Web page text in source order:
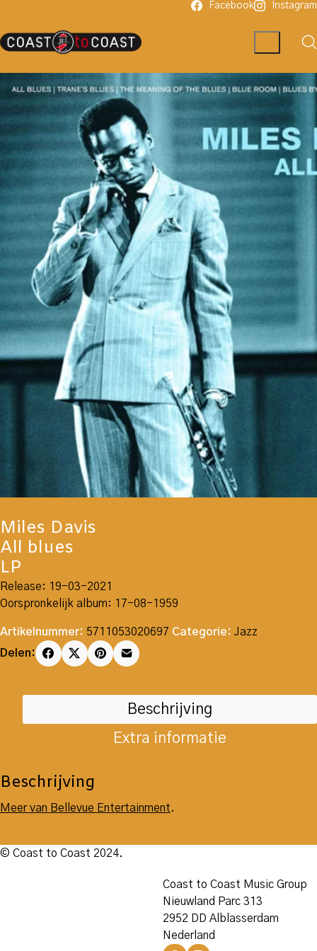
Facebook Instagram
Miles Davis
All blues
LP
Release: 19-03-2021
Oorspronkelijk album: 17-08-1959
Artikelnummer: 5711053020697 Categorie: Jazz
Delen:
Beschrijving
Extra informatie
Beschrijving
Meer van Bellevue Entertainment.
© Coast to Coast 2024.
Coast to Coast Music Group
Nieuwland Parc 313
2952 DD Alblasserdam
Nederland